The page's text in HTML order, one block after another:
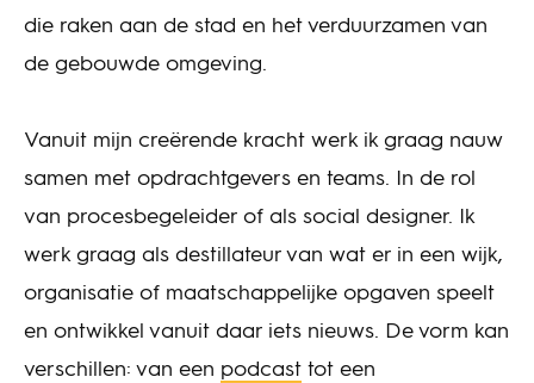
die raken aan de stad en het verduurzamen van
de gebouwde omgeving.
Vanuit mijn creërende kracht werk ik graag nauw
samen met opdrachtgevers en teams. In de rol
van procesbegeleider of als social designer. Ik
werk graag als destillateur van wat er in een wijk,
organisatie of maatschappelijke opgaven speelt
en ontwikkel vanuit daar iets nieuws. De vorm kan
verschillen: van een podcast tot een